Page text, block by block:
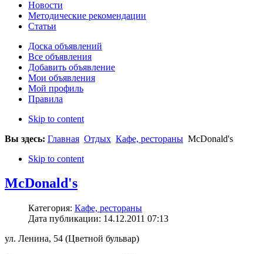
Новости
Методические рекомендации
Статьи
Доска объявлений
Все объявления
Добавить объявление
Мои объявления
Мой профиль
Правила
Skip to content
Вы здесь: Главная Отдых Кафе, рестораны McDonald's
Skip to content
McDonald's
Категория: Кафе, рестораны
Дата публикации: 14.12.2011 07:13
ул. Ленина, 54 (Цветной бульвар)